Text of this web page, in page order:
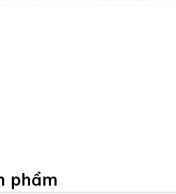
phẩm